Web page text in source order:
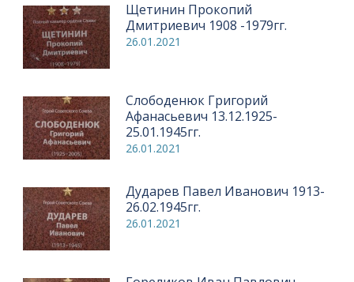
Щетинин Прокопий
Дмитриевич 1908 -1979гг.
26.01.2021
Слободенюк Григорий
Афанасьевич 13.12.1925-
25.01.1945гг.
26.01.2021
Дударев Павел Иванович 1913-
26.02.1945гг.
26.01.2021